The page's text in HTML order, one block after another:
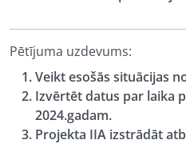
Pētījuma uzdevums:
Veikt esošās situācijas
Izvērtēt datus par laika
2024.gadam.
Projekta IIA izstrādāt